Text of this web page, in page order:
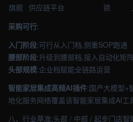
旗舰 供应链平台
锁
采购可行:
入门阶段:可行从入门档,侧重SOP跑通
腰部阶段:升级到腰部档,接入自动化矩
头部规模:企业档赋能全链路运营
智能家居集成高频AI插件:国产大模型+
地化服务网络覆盖该智能家居集成AI工
八、行业基准:头部 / 中部 / 起步门店智